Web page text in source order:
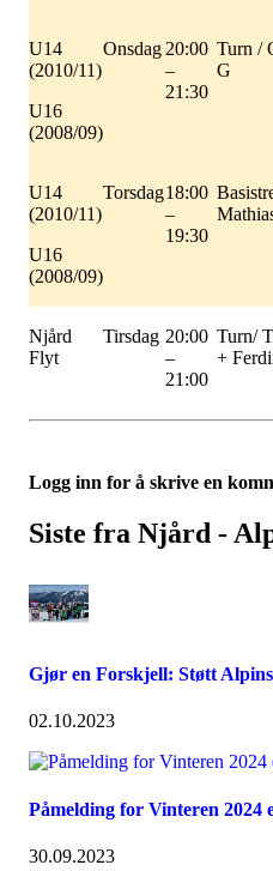
U14
(2010/11)
U16
(2008/09)
Onsdag 20:00
–
21:30
Turn /
G
U14
(2010/11)
U16
(2008/09)
Torsdag18:00
–
19:30
Njård
Flyt
Tirsdag 20:00
–
21:00
Turn/
+
Logg inn for å skrive en
Siste fra Njård -
Gjør en Forskjell: Støtt
02.10.2023
Påmelding for Vinteren 2024
30.09.2023